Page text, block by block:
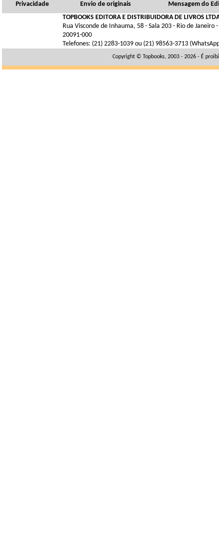
Privacidade Envio de originais
Mensagem do
TOPBOOKS EDITORA E DISTRIBUIDORA DE LIVROS
Rua Visconde de Inhauma, 58 - Sala 203 - Rio de Janeiro -
20091-000
Telefones: (21) 2283-1039 ou (21) 98563-3713
Copyright © Topbooks, 2003 - 2026 - É